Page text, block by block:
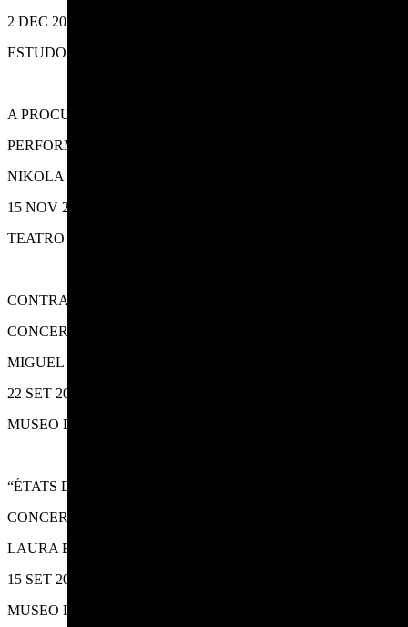
2 DEC 2023
ESTUDOS MANS
A PROCURA DE RITMO E SON
PERFORMANCE
NIKOLA TANASKOVIC, RUBÉN PANETE
15 NOV 2023
TEATRO COLÓN
CONTRASTES
CONCERTO
MIGUEL PACHECO, BLANCA GONZÁLEZ PERIS
22 SET 2023
MUSEO DE BELAS ARTES
“ÉTATS D’ÂME”
CONCERTO
LAURA BALLESTRINO
15 SET 2023
MUSEO DE BELAS ARTES